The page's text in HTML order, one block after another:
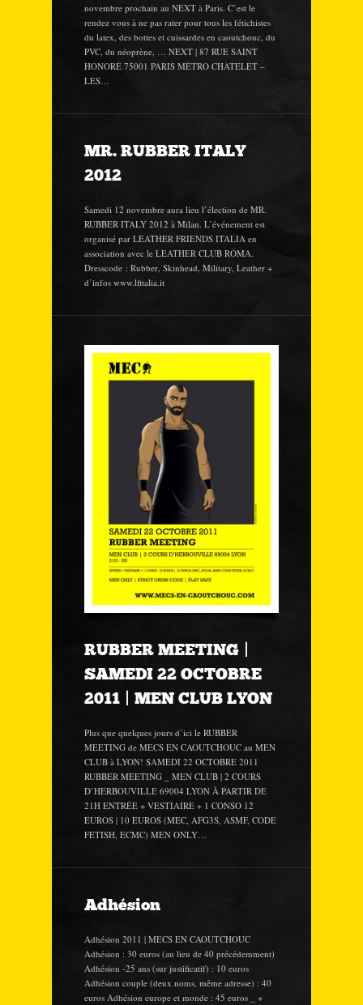
novembre prochain au NEXT à Paris. C’est le
rendez vous à ne pas rater pour tous les fétichistes
du latex, des bottes et cuissardes en caoutchouc, du
PVC, du néoprène, … NEXT | 87 RUE SAINT
HONORÉ 75001 PARIS MÉTRO CHATELET –
LES…
MR. RUBBER ITALY
2012
Samedi 12 novembre aura lieu l’élection de MR.
RUBBER ITALY 2012 à Milan. L’événement est
organisé par LEATHER FRIENDS ITALIA en
association avec le LEATHER CLUB ROMA.
Dresscode : Rubber, Skinhead, Military, Leather +
d’infos www.lfitalia.it
RUBBER MEETING |
SAMEDI 22 OCTOBRE
2011 | MEN CLUB LYON
Plus que quelques jours d’ici le RUBBER
MEETING de MECS EN CAOUTCHOUC au MEN
CLUB à LYON! SAMEDI 22 OCTOBRE 2011
RUBBER MEETING _ MEN CLUB | 2 COURS
D’HERBOUVILLE 69004 LYON À PARTIR DE
21H ENTRÉE + VESTIAIRE + 1 CONSO 12
EUROS | 10 EUROS (MEC, AFG3S, ASMF, CODE
FETISH, ECMC) MEN ONLY…
Adhésion
Adhésion 2011 | MECS EN CAOUTCHOUC
Adhésion : 30 euros (au lieu de 40 précédemment)
Adhésion -25 ans (sur justificatif) : 10 euros
Adhésion couple (deux noms, même adresse) : 40
euros Adhésion europe et monde : 45 euros _ +